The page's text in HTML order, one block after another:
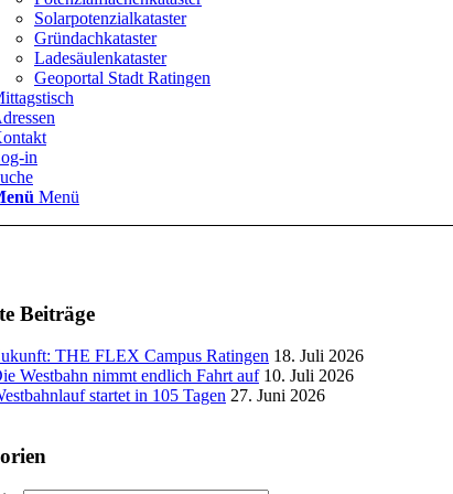
Solarpotenzialkataster
Gründachkataster
Ladesäulenkataster
Geoportal Stadt Ratingen
in
Menü
Beiträge
THE FLEX Campus Ratingen 18. Juli 2026
Westbahn nimmt endlich Fahrt auf 10. Juli 2026
startet in 105 Tagen 27. Juni 2026